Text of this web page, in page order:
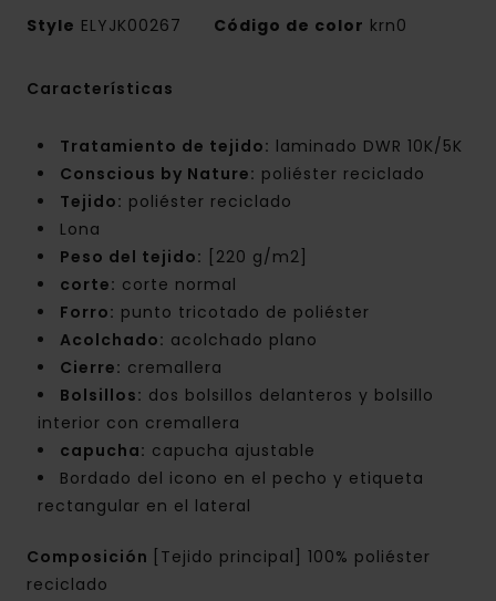
Style ELYJK00267 Código de color krn0
Características
Tratamiento de tejido: laminado DWR 10K/5K
Conscious by Nature: poliéster reciclado
Tejido: poliéster reciclado
Lona
Peso del tejido: [220 g/m2]
corte: corte normal
Forro: punto tricotado de poliéster
Acolchado: acolchado plano
Cierre: cremallera
Bolsillos: dos bolsillos delanteros y bolsillo
interior con cremallera
capucha: capucha ajustable
Bordado del icono en el pecho y etiqueta
rectangular en el lateral
Composición [Tejido principal] 100% poliéster
reciclado